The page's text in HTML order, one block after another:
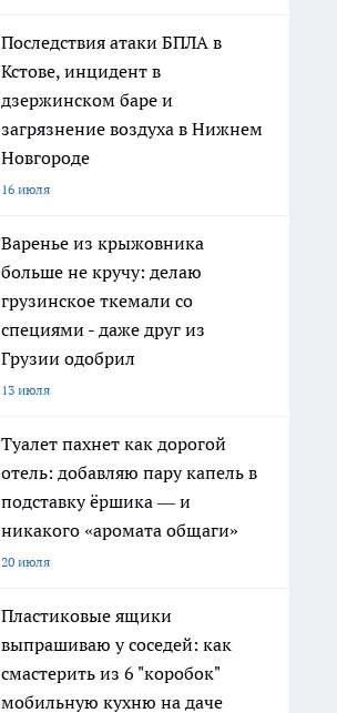
Последствия атаки БПЛА в
Кстове, инцидент в
дзержинском баре и
загрязнение воздуха в Нижнем
Новгороде
16 июля
Варенье из крыжовника
больше не кручу: делаю
грузинское ткемали со
специями - даже друг из
Грузии одобрил
13 июля
Туалет пахнет как дорогой
отель: добавляю пару капель в
подставку ёршика — и
никакого «аромата общаги»
20 июля
Пластиковые ящики
выпрашиваю у соседей: как
смастерить из 6 "коробок"
мобильную кухню на даче